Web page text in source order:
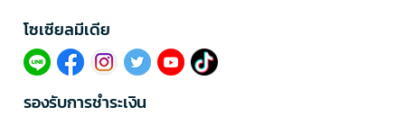
โซเซียลมีเดีย​
รองรับการชำระเงิน